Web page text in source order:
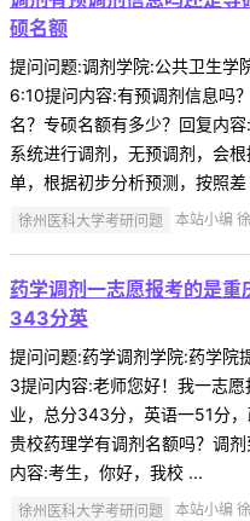
硕名额
提问问题:调剂学院:公共卫生
6:10提问内容:有预调剂信息吗
名？专硕名额有多少？回复内
系统进行调剂，无预调剂，会
单，根据初步分析预测，按照差
徐州医科大学考研问题 本站小编
药学调剂一志愿报考的是
343分英
提问问题:药学调剂学院:药学
3提问内容:老师您好！我一志
业，总分343分，英语一51分
贵校药理学有调剂名额吗？调
内容:考生，你好，我校 ...
徐州医科大学考研问题 本站小编